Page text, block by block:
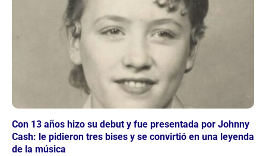
Con 13 años hizo su debut y fue presentada por Johnny
Cash: le pidieron tres bises y se convirtió en una leyenda
de la música